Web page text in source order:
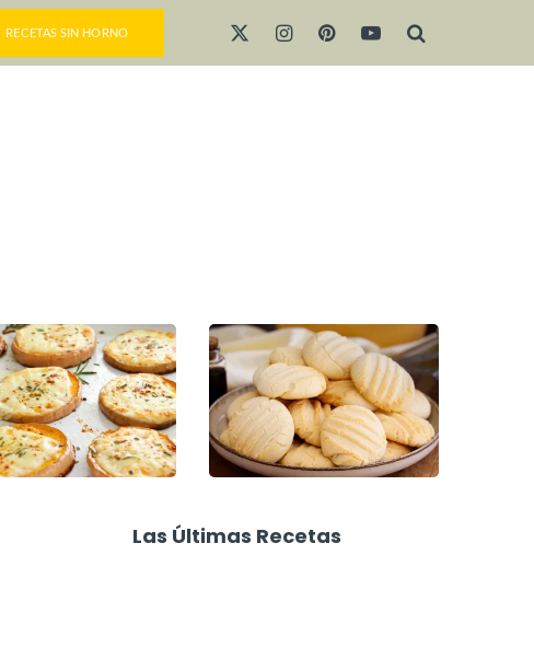
RECETAS SIN HORNO
Las Últimas Recetas